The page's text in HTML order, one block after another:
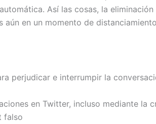
Así las cosas, la
aún en un momento de
perjudicar e interrumpir la
en Twitter, incluso mediante la
falso